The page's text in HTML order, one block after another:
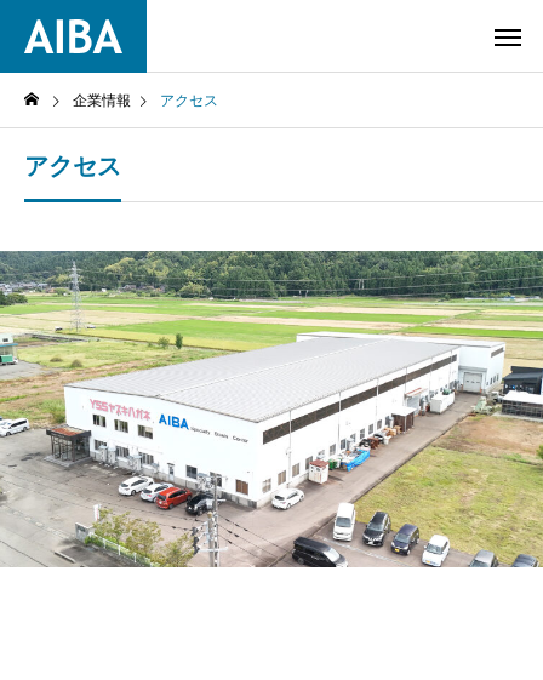
企業情報 アクセス
アクセス